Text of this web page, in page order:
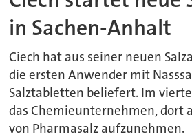
in Sachen-Anhalt
Ciech hat aus seiner neuen
die ersten Anwender mit
Salztabletten beliefert. Im
das Chemieunternehmen, dort
von Pharmasalz aufzunehmen.